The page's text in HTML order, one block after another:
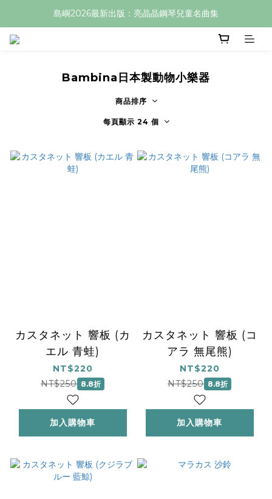
島嶼2026最新出版：亮晶晶鋼琴兒童名曲集
Bambina日本製動物小樂器
商品排序
每頁顯示 24 個
カスタネット 響板 (カ
エル 青蛙)
NT$220
NT$250 8.8折
加入購物車
カスタネット 響板 (コ
アラ 無尾熊)
NT$220
NT$250 8.8折
加入購物車